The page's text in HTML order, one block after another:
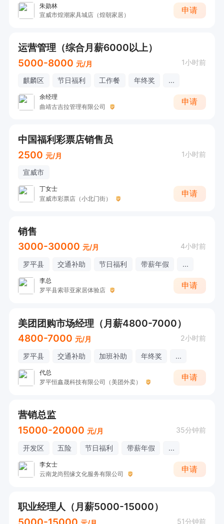
朱勋林
宣威市煌潮家具城店（煌朝家居）
申请
运营管理（综合月薪6000以上）
5000-8000 元/月 1小时前
麒麟区 节日福利 工作餐 年终奖 ...
余经理
曲靖古吉拉管理有限公司
申请
中国福利彩票店销售员
2500 元/月 1小时前
宣威市
丁女士
宣威市彩票店（小北门街）
申请
销售
3000-30000 元/月 4小时前
罗平县 交通补助 节日福利 带薪年假 ...
李总
罗平县索菲亚家居体验店
申请
美团团购市场经理（月薪4800-7000）
4800-7000 元/月 2小时前
罗平县 交通补助 加班补助 年终奖 ...
代总
罗平恒鑫晟科技有限公司（美团外卖）
申请
营销总监
15000-20000 元/月 35分钟前
开发区 五险 节日福利 带薪年假 ...
李女士
云南龙尚熙缘文化服务有限公司
申请
职业经理人（月薪5000-15000）
51分钟前